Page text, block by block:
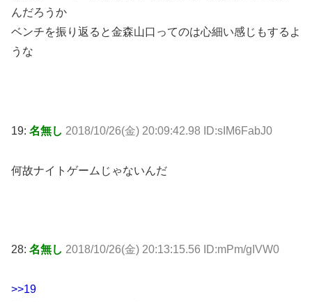
んだろうか
ベンチを振り返ると金森山口ってのは心細い感じもするよ
うな
19: 名無し 2018/10/26(金) 20:09:42.98 ID:sIM6FabJ0
何故ナイトゲームじゃないんだ
28: 名無し 2018/10/26(金) 20:13:15.56 ID:mPm/gIVW0
>>19